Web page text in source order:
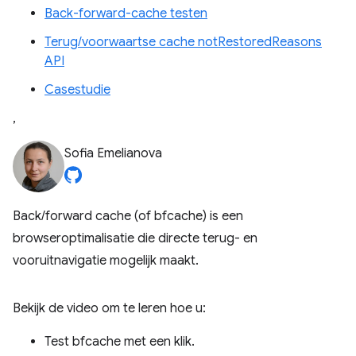
Back-forward-cache testen
Terug/voorwaartse cache notRestoredReasons
API
Casestudie
,
Sofia Emelianova
Back/forward cache (of bfcache) is een
browseroptimalisatie die directe terug- en
vooruitnavigatie mogelijk maakt.
Bekijk de video om te leren hoe u:
Test bfcache met een klik.